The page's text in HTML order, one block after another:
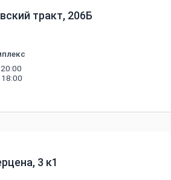
Дренажные
насосам
Санитарные
насосы
Комплектующие
пол
тракт, 206Б
3 к1